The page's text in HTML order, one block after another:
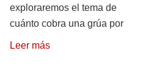
exploraremos el tema de
cuánto cobra una grúa por
Leer más